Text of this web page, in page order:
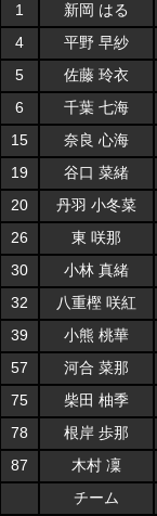
1 新岡 はる
4
平野 早紗
5
佐藤 玲衣
6
千葉 七海
15
奈良 心海
19
谷口 菜緒
20
丹羽 小冬菜
26
東 咲那
30
小林 真緒
32
八重樫 咲紅
39
小熊 桃華
57
河合 菜那
75
柴田 柚季
78
根岸 歩那
87
木村 凜
チーム